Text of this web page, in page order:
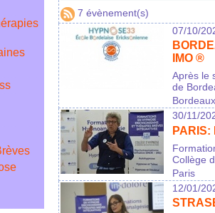
7 évènement(s)
07/10/
IMO ®
Après le
de
Bordeaux
30/11/
Collège
Paris
12/01/